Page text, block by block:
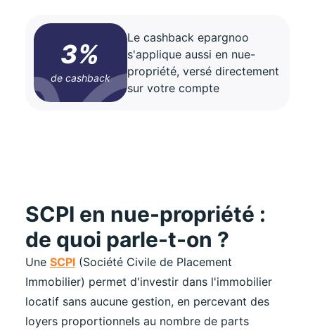
3%
de cashback
Le cashback epargnoo
s'applique aussi en nue-
propriété, versé directement
sur votre compte
SCPI en nue-propriété :
de quoi parle-t-on ?
Une SCPI(Société Civile de Placement
Immobilier) permet d'investir dans l'immobilier
locatif sans aucune gestion, en percevant des
loyers proportionnels au nombre de parts